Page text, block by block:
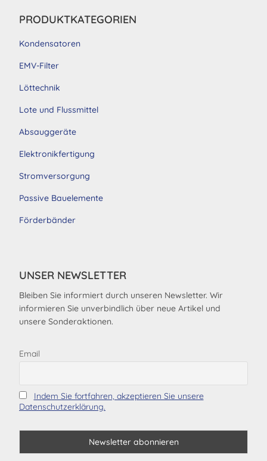
PRODUKTKATEGORIEN
Kondensatoren
EMV-Filter
Löttechnik
Lote und Flussmittel
Absauggeräte
Elektronikfertigung
Stromversorgung
Passive Bauelemente
Förderbänder
UNSER NEWSLETTER
Bleiben Sie informiert durch unseren Newsletter. Wir
informieren Sie unverbindlich über neue Artikel und
unsere Sonderaktionen.
Email
Indem Sie fortfahren, akzeptieren Sie unsere
Datenschutzerklärung.